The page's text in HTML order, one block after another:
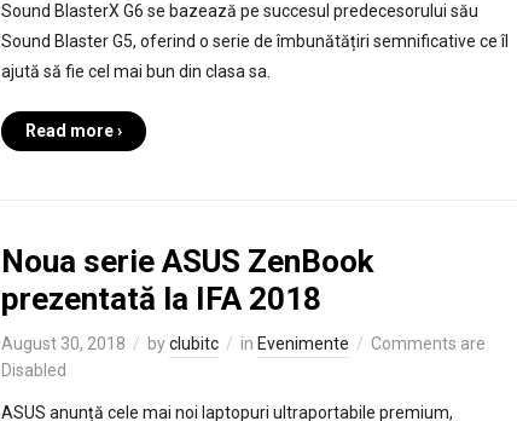
Sound BlasterX G6 se bazează pe succesul predecesorului său
Sound Blaster G5, oferind o serie de îmbunătățiri semnificative ce îl
ajută să fie cel mai bun din clasa sa.
Read more ›
Noua serie ASUS ZenBook
prezentată la IFA 2018
August 30, 2018 byclubitc in Evenimente
Comments are
Disabled
ASUS anunță cele mai noi laptopuri ultraportabile premium,